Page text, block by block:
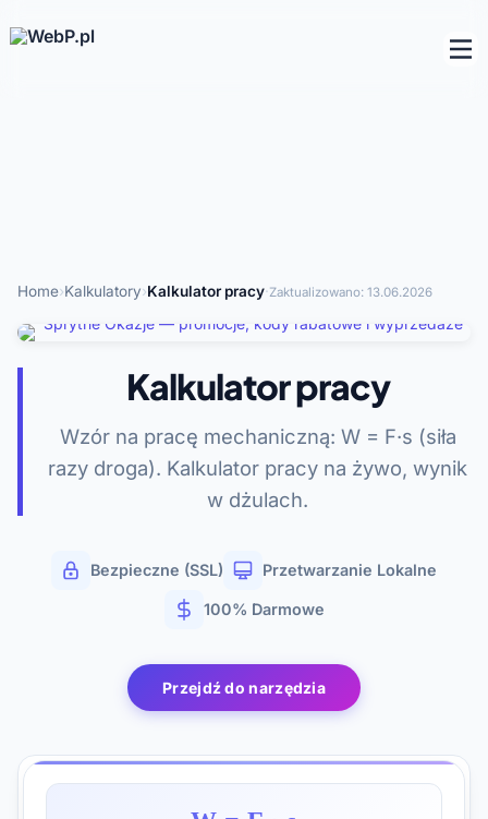
Home›Kalkulatory›Kalkulator pracy·Zaktualizowano: 13.06.2026
Kalkulator pracy
Wzór na pracę mechaniczną: W = F·s (siła
razy droga). Kalkulator pracy na żywo, wynik
w dżulach.
Bezpieczne (SSL) Przetwarzanie Lokalne
100% Darmowe
Przejdź do narzędzia